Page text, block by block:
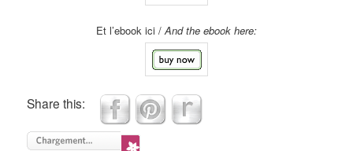
Et l’ebook ici /And the ebook here:
Share this: